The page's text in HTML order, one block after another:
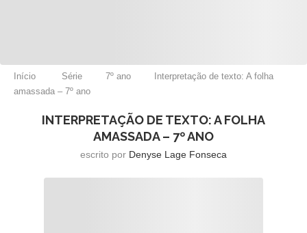
Início Série 7º ano
Interpretação de texto: A folha
amassada – 7º ano
INTERPRETAÇÃO DE TEXTO: A FOLHA
AMASSADA – 7º ANO
escrito por Denyse Lage Fonseca